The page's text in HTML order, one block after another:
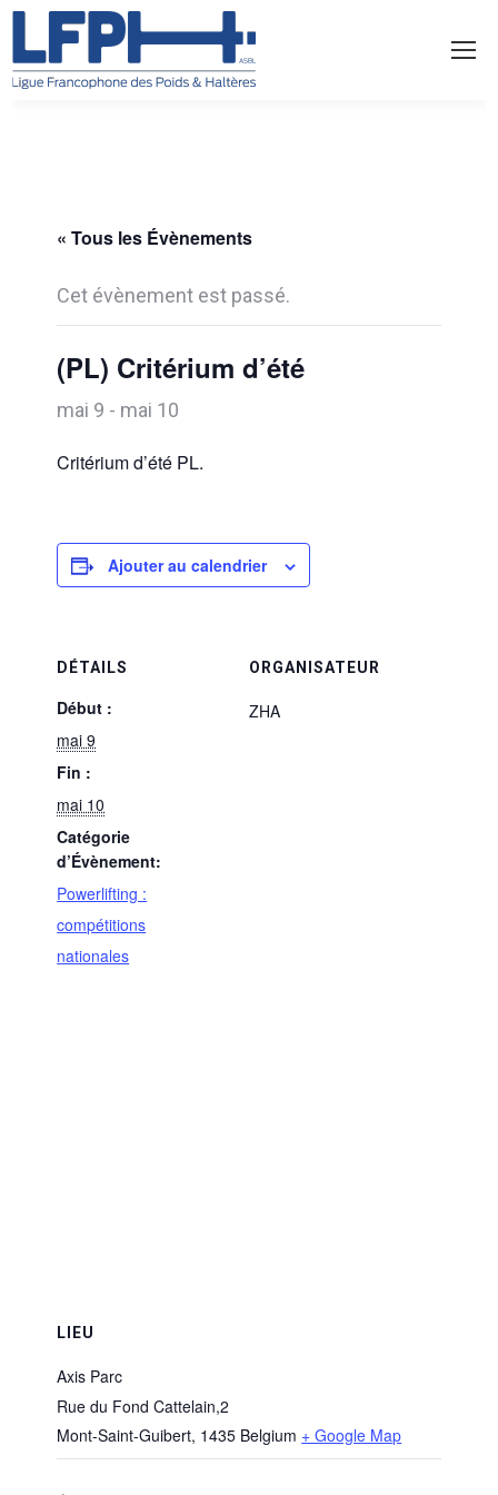
« Tous les Évènements
Cet évènement est passé.
(PL) Critérium d’été
mai 9 - mai 10
Critérium d’été PL.
Ajouter au calendrier
DÉTAILS
Début :
mai 9
Fin :
mai 10
Catégorie
d’Évènement:
Powerlifting :
compétitions
nationales
ORGANISATEUR
ZHA
LIEU
Axis Parc
Rue du Fond Cattelain,2
Mont-Saint-Guibert, 1435 Belgium + Google Map